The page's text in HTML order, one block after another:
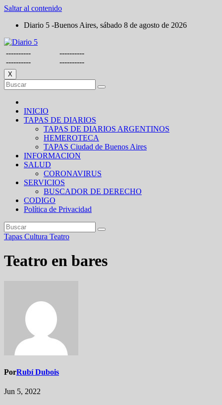
Saltar al contenido
Diario 5 -Buenos Aires, sábado 8 de agosto de 2026
----------
----------
----------
----------
X
INICIO
TAPAS DE DIARIOS
TAPAS DE DIARIOS ARGENTINOS
HEMEROTECA
TAPAS Ciudad de Buenos Aires
INFORMACION
SALUD
CORONAVIRUS
SERVICIOS
BUSCADOR DE DERECHO
CODIGO
Política de Privacidad
Tapas Cultura Teatro
Teatro en bares
PorRubí Dubois
Jun 5, 2022